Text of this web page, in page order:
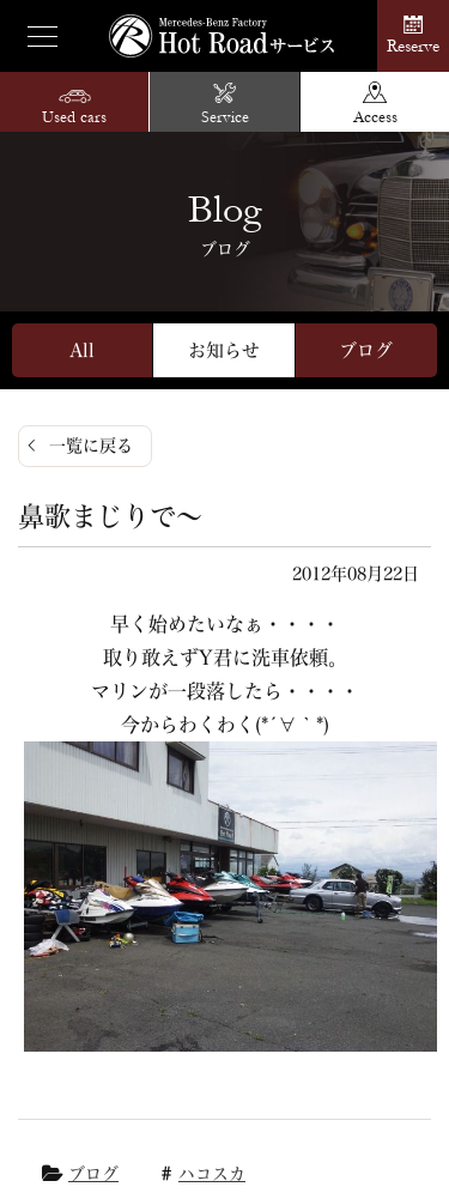
Reserve
Used cars Service Access
Blog
ブログ
All お知らせ ブログ
一覧に戻る
鼻歌まじりで～
2012年08月22日
早く始めたいなぁ・・・・
取り敢えずY君に洗車依頼。
マリンが一段落したら・・・・
今からわくわく(*´∀｀*)
ブログ ハコスカ